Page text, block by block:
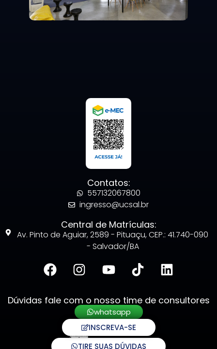
Contatos:
557132067800
ingresso@ucsal.br
Central de Matrículas:
Av. Pinto de Aguiar, 2589 - Pituaçu, CEP.: 41.740-090
- Salvador/BA
Dúvidas fale com o nosso time de consultores
whatsapp
INSCREVA-SE
TIRE SUAS DÚVIDAS